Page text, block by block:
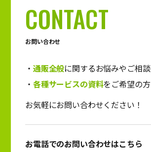
CONTACT
お問い合わせ
通販全般に関するお悩みやご相談
各種サービスの資料をご希望の方
お気軽にお問い合わせください！
お電話でのお問い合わせはこちら